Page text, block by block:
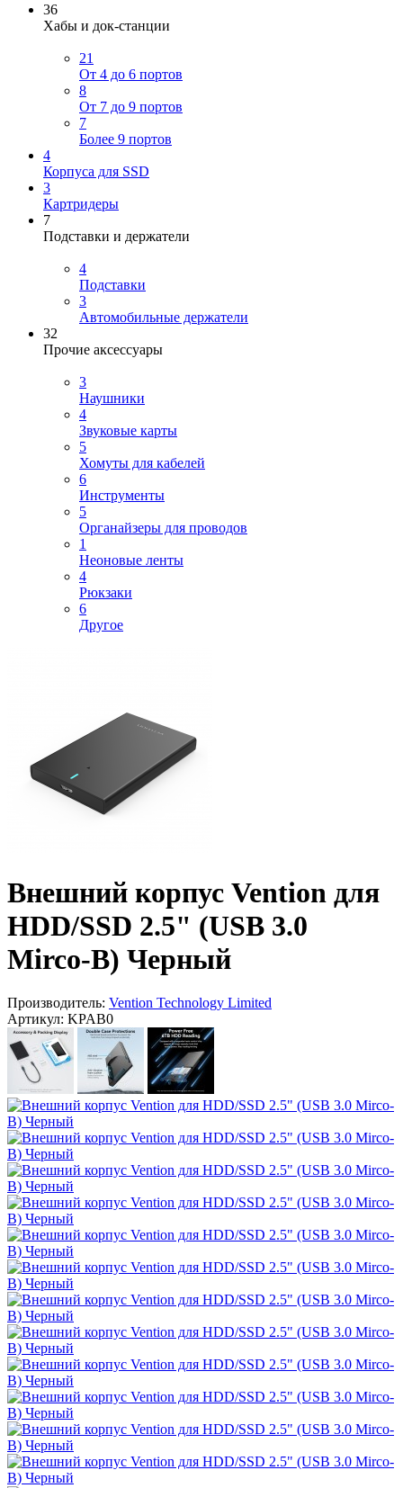
36
Хабы и док-станции
21
От 4 до 6 портов
8
От 7 до 9 портов
7
Более 9 портов
4
Корпуса для SSD
3
Картридеры
7
Подставки и держатели
4
Подставки
3
Автомобильные держатели
32
Прочие аксессуары
3
Наушники
4
Звуковые карты
5
Хомуты для кабелей
6
Инструменты
5
Органайзеры для проводов
1
Неоновые ленты
4
Рюкзаки
6
Другое
Внешний корпус Vention для
HDD/SSD 2.5" (USB 3.0
Mirco-B) Черный
Производитель: Vention Technology Limited
Артикул: KPAB0